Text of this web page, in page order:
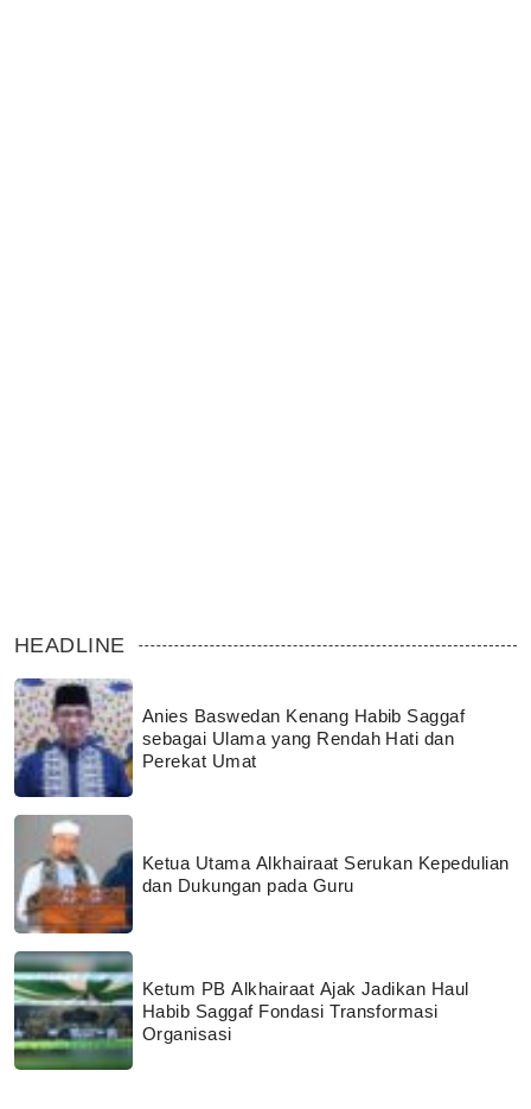
HEADLINE
Anies Baswedan Kenang Habib Saggaf
sebagai Ulama yang Rendah Hati dan
Perekat Umat
Ketua Utama Alkhairaat Serukan Kepedulian
dan Dukungan pada Guru
Ketum PB Alkhairaat Ajak Jadikan Haul
Habib Saggaf Fondasi Transformasi
Organisasi